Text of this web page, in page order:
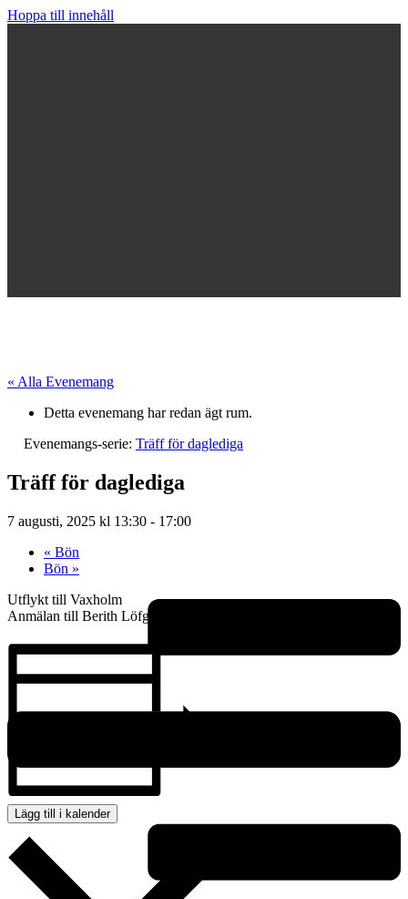
Hoppa till innehåll
« Alla Evenemang
Detta evenemang har redan ägt rum.
Evenemangs-serie: Träff för daglediga
Träff för daglediga
7 augusti, 2025 kl 13:30 - 17:00
« Bön
Bön »
Utflykt till Vaxholm
Anmälan till Berith Löfgren Andersson
Lägg till i kalender